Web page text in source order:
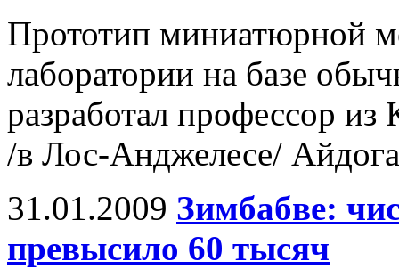
Прототип миниатюрной
лаборатории на базе
разработал профессор из
/в Лос-Анджелесе/
31.01.2009 Зимбабве:
превысило 60 тысяч